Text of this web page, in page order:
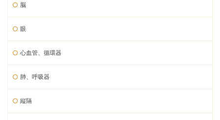
脳
眼
心血管、循環器
肺、呼吸器
縦隔